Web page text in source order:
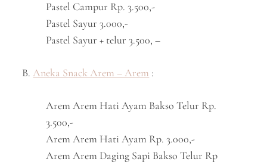
Pastel Campur Rp. 3.500,-
Pastel Sayur 3.000,-
Pastel Sayur + telur 3.500, –
B.Aneka Snack Arem – Arem :
Arem Arem Hati Ayam Bakso Telur Rp.
3.500,-
Arem Arem Hati Ayam Rp. 3.000,-
Arem Arem Daging Sapi Bakso Telur Rp